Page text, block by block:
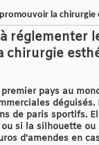
la
chirurgie
pays au
de paris sportifs.
si la silhouette
d'amendes en